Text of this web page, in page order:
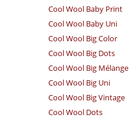
Cool Wool Baby Print
Cool Wool Baby Uni
Cool Wool Big Color
Cool Wool Big Dots
Cool Wool Big Mélange
Cool Wool Big Uni
Cool Wool Big Vintage
Cool Wool Dots